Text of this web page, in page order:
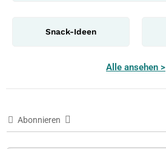
Snack-Ideen
Alle ansehen >
Abonnieren